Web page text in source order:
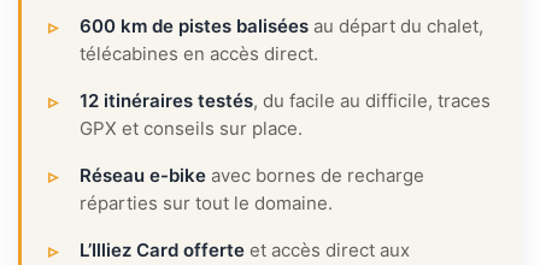
600 km de pistes balisées au départ du chalet,
télécabines en accès direct.
12 itinéraires testés, du facile au difficile, traces
GPX et conseils sur place.
Réseau e-bike avec bornes de recharge
réparties sur tout le domaine.
L’Illiez Card offerte et accès direct aux